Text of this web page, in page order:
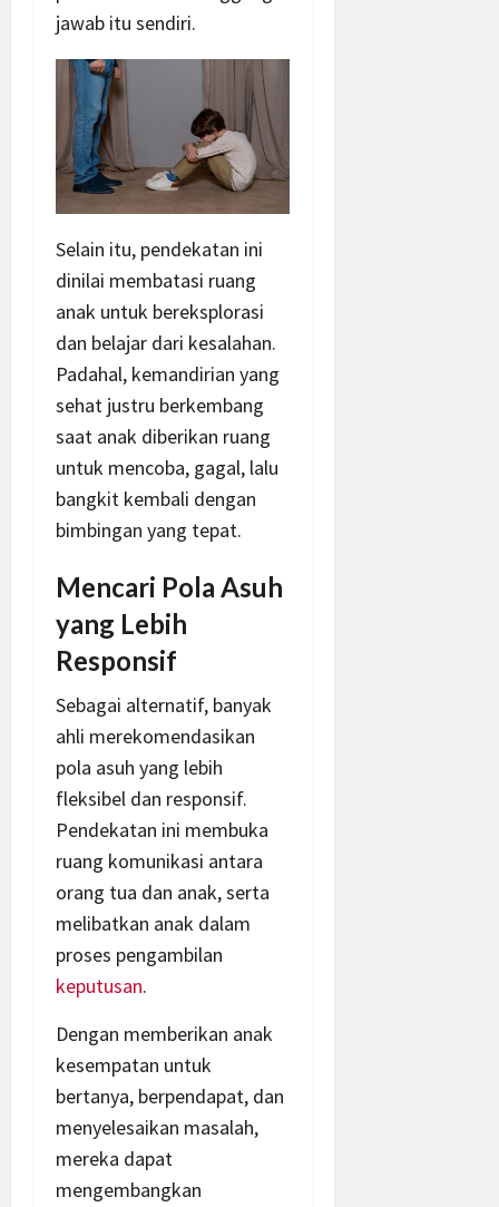
jawab itu sendiri.
Selain itu, pendekatan ini
dinilai membatasi ruang
anak untuk bereksplorasi
dan belajar dari kesalahan.
Padahal, kemandirian yang
sehat justru berkembang
saat anak diberikan ruang
untuk mencoba, gagal, lalu
bangkit kembali dengan
bimbingan yang tepat.
Mencari Pola Asuh
yang Lebih
Responsif
Sebagai alternatif, banyak
ahli merekomendasikan
pola asuh yang lebih
fleksibel dan responsif.
Pendekatan ini membuka
ruang komunikasi antara
orang tua dan anak, serta
melibatkan anak dalam
proses pengambilan
keputusan.
Dengan memberikan anak
kesempatan untuk
bertanya, berpendapat, dan
menyelesaikan masalah,
mereka dapat
mengembangkan